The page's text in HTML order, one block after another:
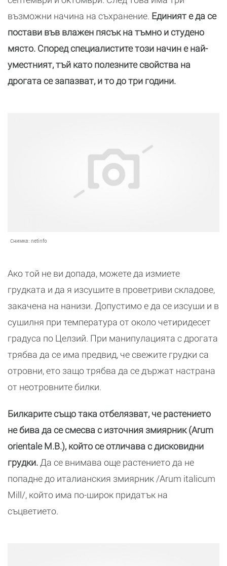
възможни начина на съхранение. Единият е да се
постави във влажен пясък на тъмно и студено
място. Според специалистите този начин е най-
уместният, тъй като полезните свойства на
дрогата се запазват, и то до три години.
Снимка: netinfo
Ако той не ви допада, можете да измиете
грудката и да я изсушите в проветриви складове,
закачена на нанизи. Допустимо е да се изсуши и в
сушилня при температура от около четиридесет
градуса по Целзий. При манипулацията с дрогата
трябва да се има предвид, че свежите грудки са
отровни, ето защо трябва да се държат настрана
от неотровните билки.
Билкарите също така отбелязват, че растението
не бива да се смесва с източния змиярник (Arum
orientale М.В.), който се отличава с дисковидни
грудки. Да се внимава още растението да не
попадне до италианския змиярник /Arum italicum
Mill/, който има по-широк придатък на
съцветието.